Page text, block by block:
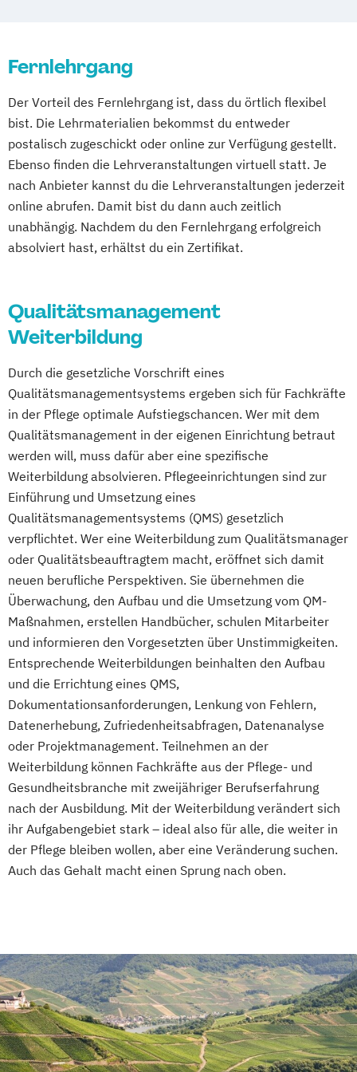
Hygienebeauftragter
veränderte Menschen (Demenzassistenz)
Manager der Pflege
Palliative-Care-Assistent
Pflegeberatung in Pflegestationen
Qualitätsmanagementbeauftragter in der
Pflege
Vertiefung und Wiederholung für
Wohnbereichsleitung
Wohnbereichsleiter
Fernlehrgang
Der Vorteil des Fernlehrgang ist, dass du örtlich flexibel
bist. Die Lehrmaterialien bekommst du entweder
postalisch zugeschickt oder online zur Verfügung gestellt.
Ebenso finden die Lehrveranstaltungen virtuell statt. Je
nach Anbieter kannst du die Lehrveranstaltungen jederzeit
online abrufen. Damit bist du dann auch zeitlich
unabhängig. Nachdem du den Fernlehrgang erfolgreich
absolviert hast, erhältst du ein Zertifikat.
Qualitätsmanagement
Weiterbildung
Durch die gesetzliche Vorschrift eines
Qualitätsmanagementsystems ergeben sich für Fachkräfte
in der Pflege optimale Aufstiegschancen. Wer mit dem
Qualitätsmanagement in der eigenen Einrichtung betraut
werden will, muss dafür aber eine spezifische
Weiterbildung absolvieren. Pflegeeinrichtungen sind zur
Einführung und Umsetzung eines
Qualitätsmanagementsystems (QMS) gesetzlich
verpflichtet. Wer eine Weiterbildung zum Qualitätsmanager
oder Qualitätsbeauftragtem macht, eröffnet sich damit
neuen berufliche Perspektiven. Sie übernehmen die
Überwachung, den Aufbau und die Umsetzung vom QM-
Maßnahmen, erstellen Handbücher, schulen Mitarbeiter
und informieren den Vorgesetzten über Unstimmigkeiten.
Entsprechende Weiterbildungen beinhalten den Aufbau
und die Errichtung eines QMS,
Dokumentationsanforderungen, Lenkung von Fehlern,
Datenerhebung, Zufriedenheitsabfragen, Datenanalyse
oder Projektmanagement. Teilnehmen an der
Weiterbildung können Fachkräfte aus der Pflege- und
Gesundheitsbranche mit zweijähriger Berufserfahrung
nach der Ausbildung. Mit der Weiterbildung verändert sich
ihr Aufgabengebiet stark – ideal also für alle, die weiter in
der Pflege bleiben wollen, aber eine Veränderung suchen.
Auch das Gehalt macht einen Sprung nach oben.